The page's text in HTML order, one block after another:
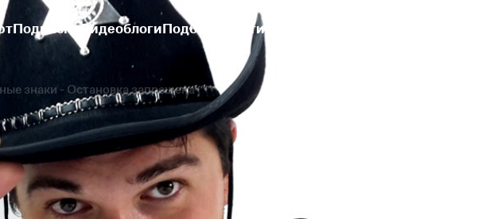
ПодпискиВидеоблогиПодборки Активировать промокод
знаки - Остановка запрещена